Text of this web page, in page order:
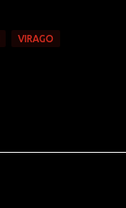
VIRAGO